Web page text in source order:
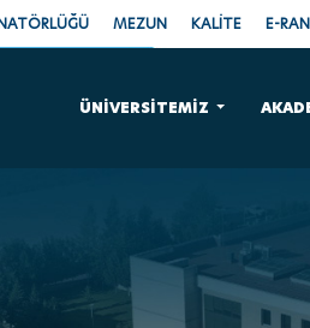
ÜNİVERSİTEMİZ
MEZUN KALİTE E-